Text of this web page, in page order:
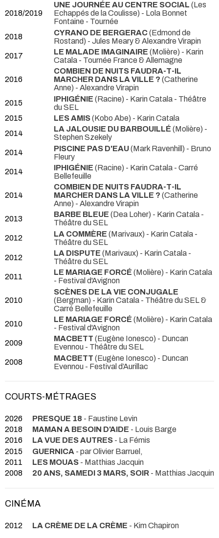
2018/2019
UNE JOURNÉE AU CENTRE SOCIAL (Les
Echappés de la Coulisse) - Lola Bonnet
Fontaine - Tournée
2018
CYRANO DE BERGERAC(Edmond de
Rostand) - Jules Meary & Alexandre Virapin
2017
LE MALADE IMAGINAIRE (Molière) - Karin
Catala - Tournée France & Allemagne
2016
COMBIEN DE NUITS FAUDRA-T-IL
MARCHER DANS LA VILLE ? (Catherine
Anne) - Alexandre Virapin
2015
IPHIGÉNIE (Racine) - Karin Catala - Théâtre
du SEL
2015
LES AMIS(Kobo Abe) - Karin Catala
2014
LA JALOUSIE DU BARBOUILLÉ (Molière) -
Stephen Szekely
2014
PISCINE PAS D'EAU(Mark Ravenhill) - Bruno
Fleury
2014
IPHIGÉNIE (Racine) - Karin Catala - Carré
Bellefeuille
2014
COMBIEN DE NUITS FAUDRA-T-IL
MARCHER DANS LA VILLE ? (Catherine
Anne) - Alexandre Virapin
2013
BARBE BLEUE (Dea Loher) - Karin Catala -
Théâtre du SEL
2012
LA COMMÈRE (Marivaux) - Karin Catala -
Théâtre du SEL
2012
LA DISPUTE (Marivaux) - Karin Catala -
Théâtre du SEL
2011
LE MARIAGE FORCÉ (Molière) - Karin Catala
- Festival d'Avignon
2010
SCÈNES DE LA VIE CONJUGALE
(Bergman) - Karin Catala - Théâtre du SEL &
Carré Bellefeuille
2010
LE MARIAGE FORCÉ (Molière) - Karin Catala
- Festival d'Avignon
2009
MACBETT (Eugène Ionesco) - Duncan
Evennou - Théâtre du SEL
2008
MACBETT (Eugène Ionesco) - Duncan
Evennou - Festival d’Aurillac
COURTS-MÉTRAGES
2026 PRESQUE 18 - Faustine Levin
2018
MAMAN A BESOIN D'AIDE - Louis Barge
2016
LA VUE DES AUTRES - La Fémis
2015
GUERNICA - par Olivier Barruel,
2011
LES MOUAS - Matthias Jacquin
2008
20 ANS, SAMEDI 3 MARS, SOIR - Matthias Jacquin
CINÉMA
2012 LA CRÈME DE LA CRÈME - Kim Chapiron